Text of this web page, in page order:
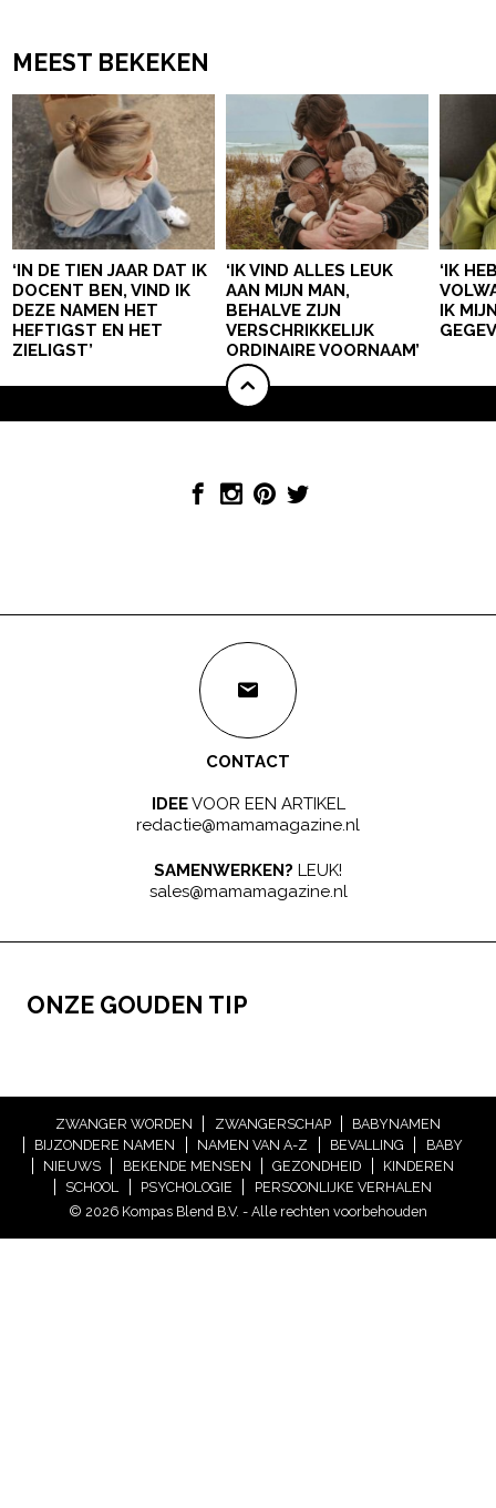
MEEST BEKEKEN
‘IN DE TIEN JAAR DAT IK
DOCENT BEN, VIND IK
DEZE NAMEN HET
HEFTIGST EN HET
ZIELIGST’
‘IK VIND ALLES LEUK
AAN MIJN MAN,
BEHALVE ZIJN
VERSCHRIKKELIJK
ORDINAIRE VOORNAAM’
‘IK
IK
CONTACT
IDEEVOOR EEN ARTIKEL
redactie@mamamagazine.nl
SAMENWERKEN? LEUK!
sales@mamamagazine.nl
ONZE GOUDEN TIP
ZWANGER WORDEN ZWANGERSCHAP
BABYNAMEN
BIJZONDERE NAMEN
NAMEN VAN A-Z BEVALLING
BABY
NIEUWS
BEKENDE MENSEN GEZONDHEID
KINDEREN
SCHOOL
PSYCHOLOGIE
PERSOONLIJKE VERHALEN
© 2026 Kompas Blend B.V. - Alle rechten voorbehouden